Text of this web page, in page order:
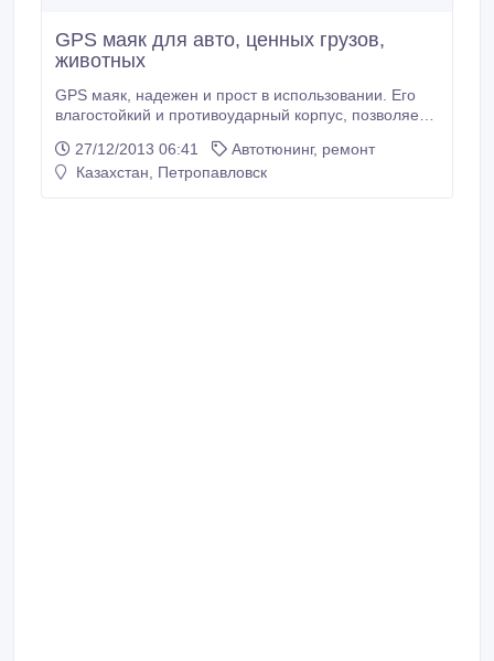
GPS маяк для авто, ценных грузов,
животных
GPS маяк, надежен и прост в использовании. Его
влагостойкий и противоударный корпус, позволяет
местах. Без абонентской платы. Его автономной
работы, в стандартном режиме, хватает на 2 года.
27/12/2013 06:41
Автотюнинг, ремонт
Казахстан, Петропавловск